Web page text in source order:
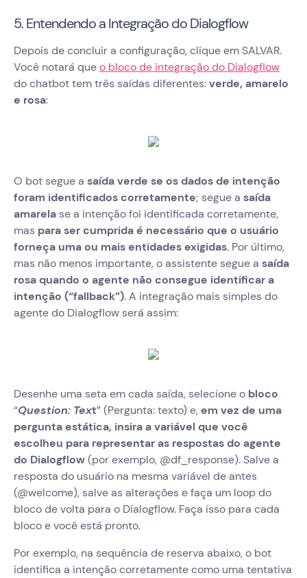
5. Entendendo a Integração do Dialogflow
Depois de concluir a configuração, clique em SALVAR.
Você notará queo bloco de integração do Dialogflow
do chatbot tem três saídas diferentes:verde, amarelo
e rosa:
O bot segue a saída verde se os dados de intenção
foram identificados corretamente; segue a saída
amarela se a intenção foi identificada corretamente,
mas para ser cumprida é necessário que o usuário
forneça uma ou mais entidades exigidas. Por último,
mas não menos importante, o assistente segue a saída
rosa quando o agente não consegue identificar a
intenção (“fallback”). A integração mais simples do
agente do Dialogflow será assim:
Desenhe uma seta em cada saída, selecione o bloco
“Question: Text” (Pergunta: texto) e, em vez de uma
pergunta estática, insira a variável que você
escolheu para representar as respostas do agente
do Dialogflow(por exemplo, @df_response). Salve a
resposta do usuário na mesma variável de antes
(@welcome), salve as alterações e faça um loop do
bloco de volta para o Dialogflow. Faça isso para cada
bloco e você está pronto.
Por exemplo, na sequência de reserva abaixo, o bot
identifica a intenção corretamente como uma tentativa